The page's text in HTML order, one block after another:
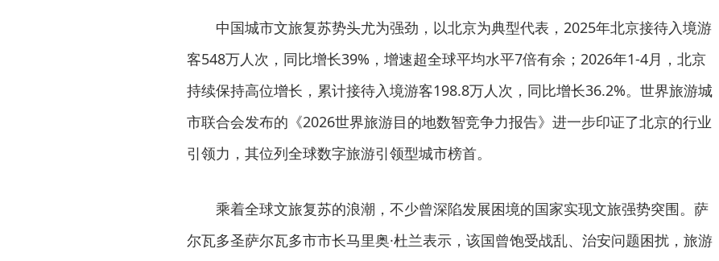
中国城市文旅复苏势头尤为强劲，以北京为典型代表，2025年北京接待入境游
客548万人次，同比增长39%，增速超全球平均水平7倍有余；2026年1-4月，北京
持续保持高位增长，累计接待入境游客198.8万人次，同比增长36.2%。世界旅游城
市联合会发布的《2026世界旅游目的地数智竞争力报告》进一步印证了北京的行业
引领力，其位列全球数字旅游引领型城市榜首。
乘着全球文旅复苏的浪潮，不少曾深陷发展困境的国家实现文旅强势突围。萨
尔瓦多圣萨尔瓦多市市长马里奥·杜兰表示，该国曾饱受战乱、治安问题困扰，旅游